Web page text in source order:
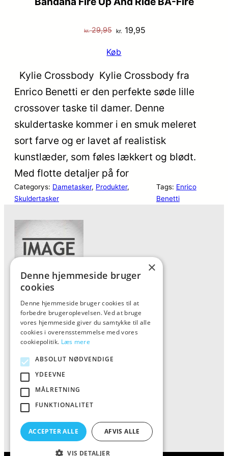
kr.29,95 Den
pris
var:
kr. 19,95
er:
kr. 19,95.
Køb
Kylie Crossbody Kylie Crossbody fra
Enrico Benetti er den perfekte søde lille
crossover taske til damer. Denne
skuldertaske kommer i en smuk meleret
sort farve og er lavet af realistisk
kunstlæder, som føles lækkert og blødt.
Med flotte detaljer på for
Categorys: Dametasker, Produkter
Skuldertasker
Tags: Enrico
Benetti
Forside
Vis alle produkter
Kontakt
ALFA
Tlf: 7876 8672
Mail:info@al-fa.dk
×
Denne hjemmeside bruger
cookies
Denne hjemmeside bruger cookies til at
forbedre brugeroplevelsen. Ved at bruge
vores hjemmeside giver du samtykke til alle
cookies i overensstemmelse med vores
cookiepolitik. Læs mere
ABSOLUT NØDVENDIGE
YDEEVNE
MÅLRETNING
FUNKTIONALITET
ACCEPTER ALLE AFVIS ALLE
VIS DETALJER